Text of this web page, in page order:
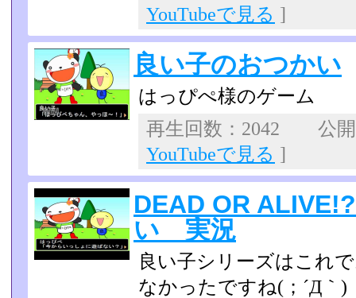
YouTubeで見る ]
良い子のおつかい
はっぴぺ様のゲーム
再生回数：2042 公
YouTubeで見る ]
DEAD OR
い 実況
良い子シリーズはこれ
なかったですね(；´Д｀)